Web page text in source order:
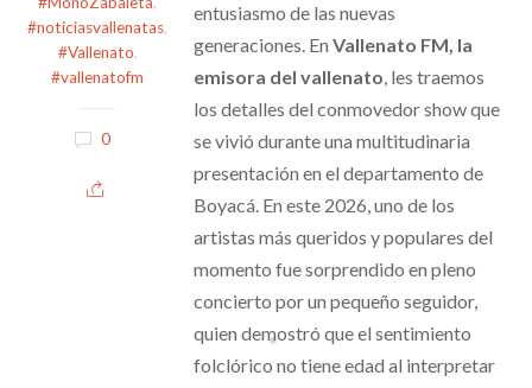
#noticiasvallenatas,
#Vallenato,
#vallenatofm
0
entusiasmo de las nuevas
generaciones. En Vallenato FM, la
emisora del vallenato, les traemos
los detalles del conmovedor show que
se vivió durante una multitudinaria
presentación en el departamento de
Boyacá. En este 2026, uno de los
artistas más queridos y populares del
momento fue sorprendido en pleno
concierto por un pequeño seguidor,
quien demostró que el sentimiento
folclórico no tiene edad al interpretar